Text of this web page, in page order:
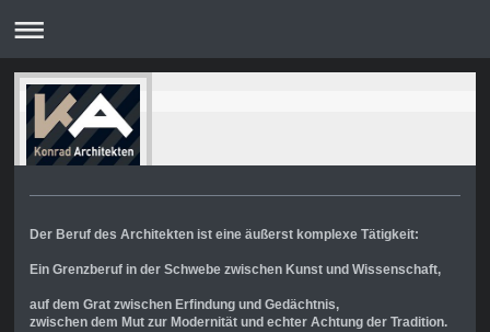
Der Beruf des Architekten ist eine äußerst komplexe Tätigkeit:
Ein Grenzberuf in der Schwebe zwischen Kunst und Wissenschaft,
auf dem Grat zwischen Erfindung und Gedächtnis,
zwischen dem Mut zur Modernität und echter Achtung der Tradition.